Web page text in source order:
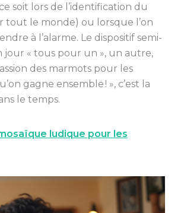
soit lors de l’identification du
tout le monde) ou lorsque l’on
à l’alarme. Le dispositif semi-
jour « tous pour un », un autre,
des marmots pour les
gagne ensemble ! », c’est la
le temps.
ludique pour les